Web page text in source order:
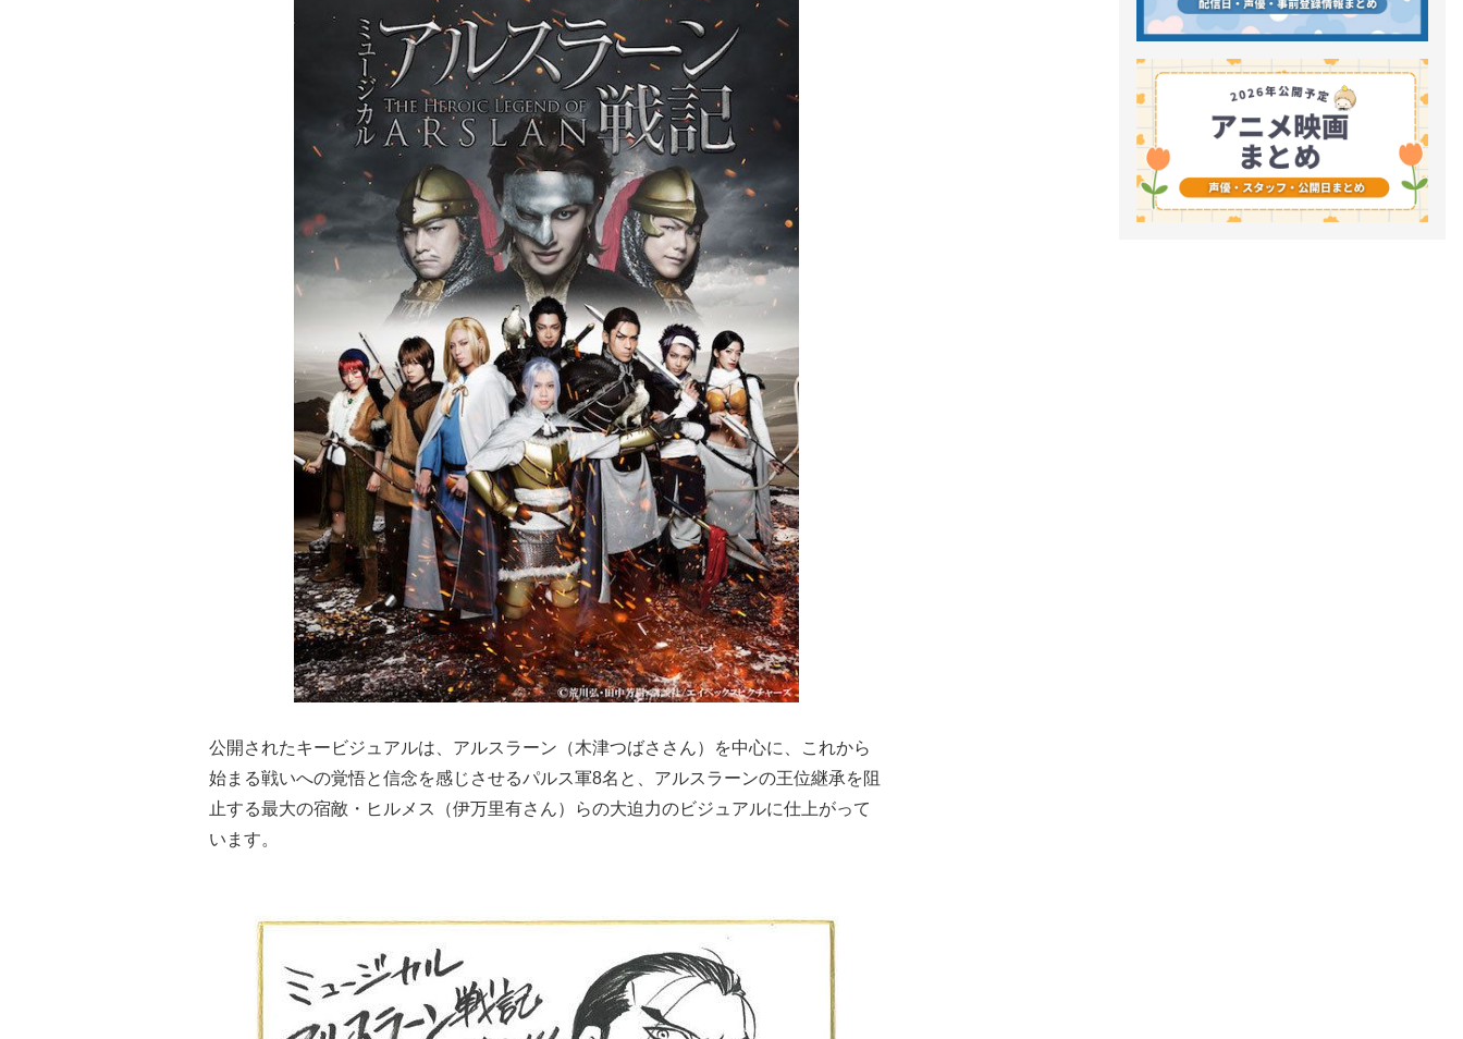
公開されたキービジュアルは、アルスラーン（木津つばささん）を中心に、これから
始まる戦いへの覚悟と信念を感じさせるパルス軍8名と、アルスラーンの王位継承を阻
止する最大の宿敵・ヒルメス（伊万里有さん）らの大迫力のビジュアルに仕上がって
います。